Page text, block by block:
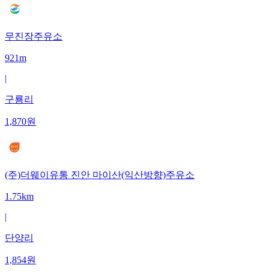
무진장주유소
921m
|
구룡리
1,870원
(주)더웨이유통 진안 마이산(익산방향)주유소
1.75km
|
단양리
1,854원